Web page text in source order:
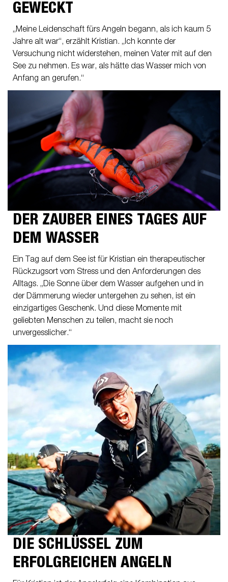
GEWECKT
„Meine Leidenschaft fürs Angeln begann, als ich kaum 5
Jahre alt war“, erzählt Kristian. „Ich konnte der
Versuchung nicht widerstehen, meinen Vater mit auf den
See zu nehmen. Es war, als hätte das Wasser mich von
Anfang an gerufen.“
DER ZAUBER EINES TAGES AUF
DEM WASSER
Ein Tag auf dem See ist für Kristian ein therapeutischer
Rückzugsort vom Stress und den Anforderungen des
Alltags. „Die Sonne über dem Wasser aufgehen und in
der Dämmerung wieder untergehen zu sehen, ist ein
einzigartiges Geschenk. Und diese Momente mit
geliebten Menschen zu teilen, macht sie noch
unvergesslicher.“
DIE SCHLÜSSEL ZUM
ERFOLGREICHEN ANGELN